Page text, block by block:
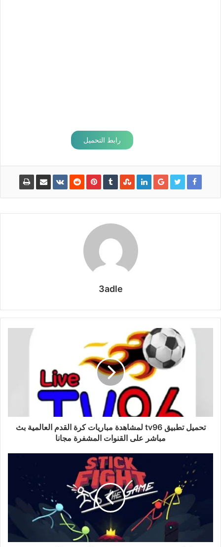
رابط التحميل
3adle
تحميل تطبيق tv96 لمشاهدة مباريات كرة القدم العالمية بث
مباشر على القنوات المشفرة مجانا